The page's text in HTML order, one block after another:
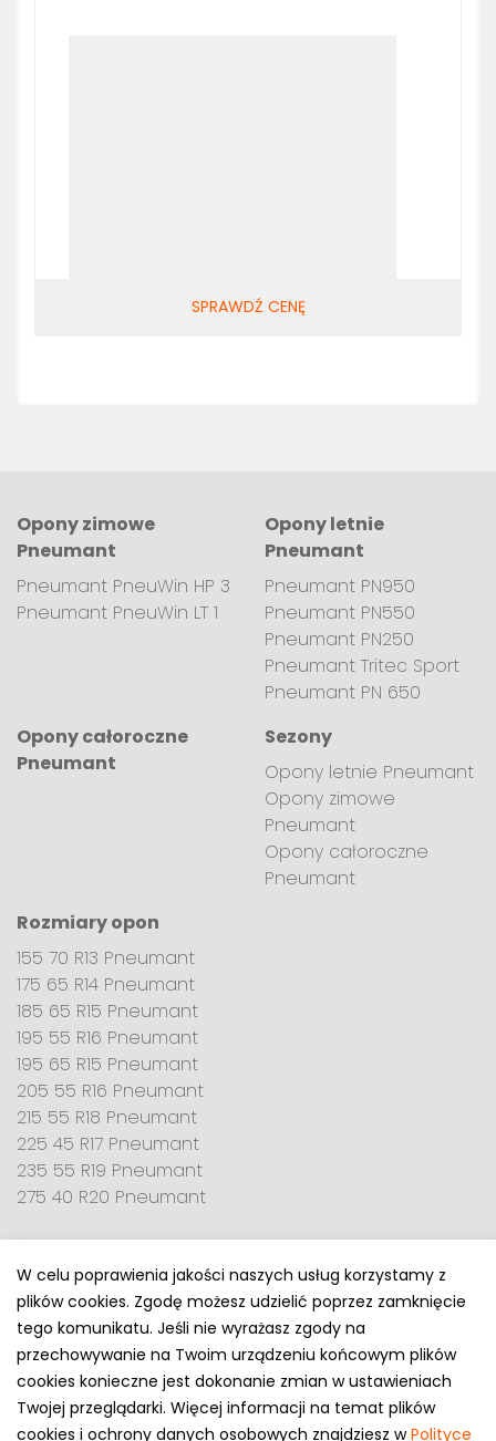
SPRAWDŹ CENĘ
Opony zimowe
Pneumant
Pneumant PneuWin HP 3
Pneumant PneuWin LT 1
Opony letnie
Pneumant
Pneumant PN950
Pneumant PN550
Pneumant PN250
Pneumant Tritec Sport
Pneumant PN 650
Opony całoroczne
Pneumant
Sezony
Opony letnie Pneumant
Opony zimowe
Pneumant
Opony całoroczne
Pneumant
Rozmiary opon
155 70 R13 Pneumant
175 65 R14 Pneumant
185 65 R15 Pneumant
195 55 R16 Pneumant
195 65 R15 Pneumant
205 55 R16 Pneumant
215 55 R18 Pneumant
225 45 R17 Pneumant
235 55 R19 Pneumant
275 40 R20 Pneumant
Polityka prywatności
e-mail: kontakt@opony.com.pl
Copyright © 2000-2023 Opony.com.pl
W celu poprawienia jakości naszych usług korzystamy z
plików cookies. Zgodę możesz udzielić poprzez zamknięcie
tego komunikatu. Jeśli nie wyrażasz zgody na
przechowywanie na Twoim urządzeniu końcowym plików
cookies konieczne jest dokonanie zmian w ustawieniach
Twojej przeglądarki. Więcej informacji na temat plików
cookies i ochrony danych osobowych znajdziesz wPolityce